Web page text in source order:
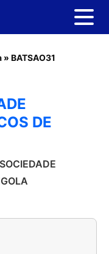
» BATSAO31
DE